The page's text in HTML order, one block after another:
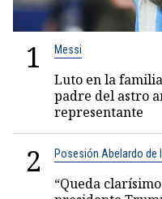
1 Messi
Luto en la
padre del astro
representante
2 Posesión Abelardo de
“Queda